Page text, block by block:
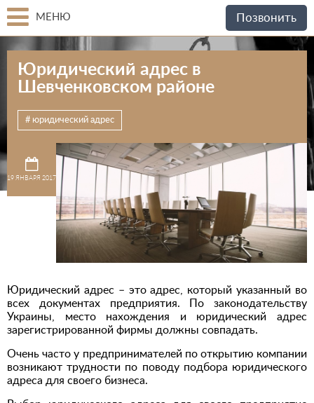
МЕНЮ Позвонить
Юридический адрес в
Шевченковском районе
юридический адрес
19 ЯНВАРЯ 2017
Юридический адрес – это адрес, который указанный во
всех документах предприятия. По законодательству
Украины, место нахождения и юридический адрес
зарегистрированной фирмы должны совпадать.
Очень часто у предпринимателей по открытию компании
возникают трудности по поводу подбора юридического
адреса для своего бизнеса.